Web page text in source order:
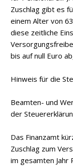
Zuschlag gibt es
einem Alter von
diese zeitliche
bis auf null Euro
Hinweis für die
Beamten- und
der
Das Finanzamt
Zuschlag zum
im gesamten Jahr